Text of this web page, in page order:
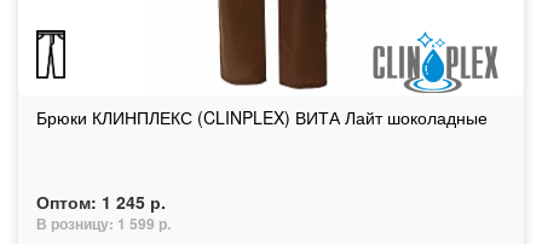
Брюки КЛИНПЛЕКС (CLINPLEX) ВИТА Лайт шоколадные
Оптом: 1 245 р.
В розницу: 1 599 р.